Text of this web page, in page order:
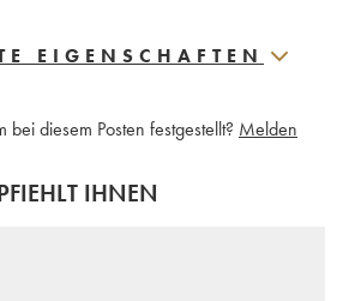
EIGENSCHAFTEN
bei diesem Posten festgestellt? Melden
IHNEN